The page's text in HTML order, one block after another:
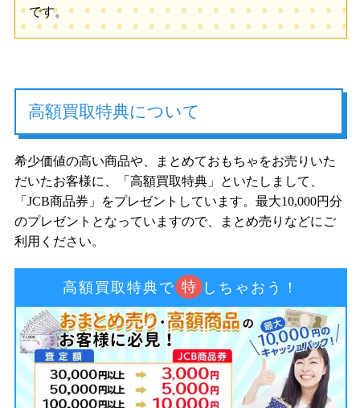
です。
高額買取特典について
希少価値の高い商品や、まとめておもちゃをお売りいた
だいたお客様に、「高額買取特典」といたしまして、
「JCB商品券」をプレゼントしています。最大10,000円分
のプレゼントとなっていますので、まとめ売りなどにご
利用ください。
高額買取特典で 特 しちゃおう！